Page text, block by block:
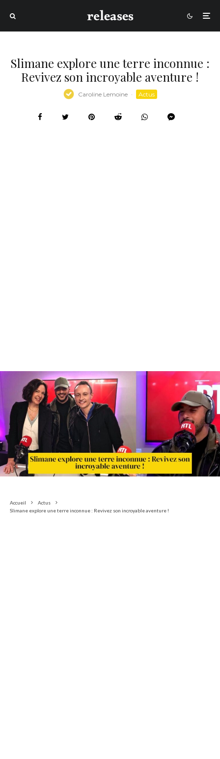
Slimane explore une terre inconnue :
Revivez son incroyable aventure !
Caroline Lemoine · Actus
Accueil
Actus
Slimane explore une terre inconnue : Revivez son incroyable aventure !